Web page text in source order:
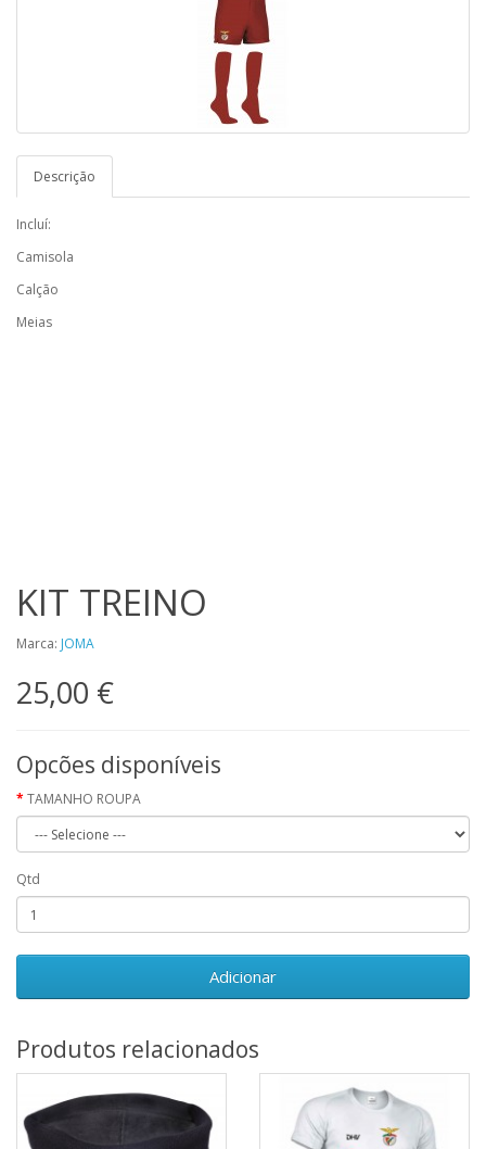
Descrição
Incluí:
Camisola
Calção
Meias
KIT TREINO
Marca: JOMA
25,00 €
Opcões disponíveis
TAMANHO ROUPA
Qtd
Adicionar
Produtos relacionados